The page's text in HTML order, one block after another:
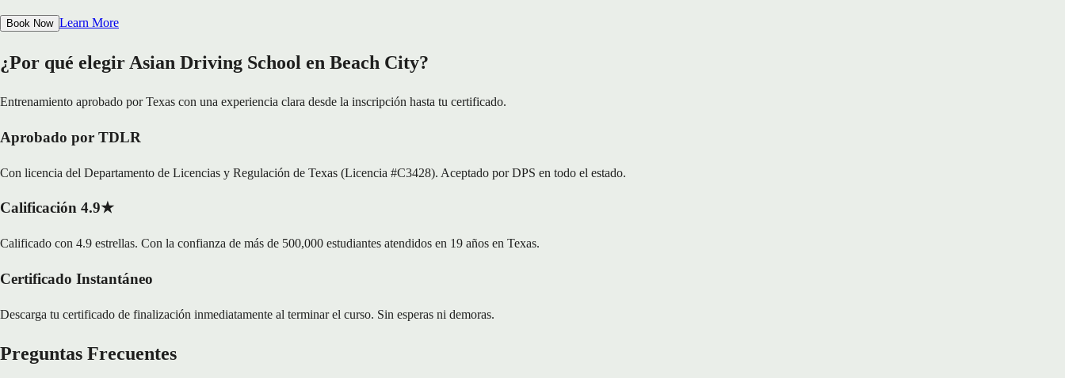
Book Now Learn More
¿Por qué elegir Asian Driving School en Beach City?
Entrenamiento aprobado por Texas con una experiencia clara desde la inscripción hasta tu certificado.
Aprobado por TDLR
Con licencia del Departamento de Licencias y Regulación de Texas (Licencia #C3428). Aceptado por DPS en todo el estado.
Calificación 4.9★
Calificado con 4.9 estrellas. Con la confianza de más de 500,000 estudiantes atendidos en 19 años en Texas.
Certificado Instantáneo
Descarga tu certificado de finalización inmediatamente al terminar el curso. Sin esperas ni demoras.
Preguntas Frecuentes